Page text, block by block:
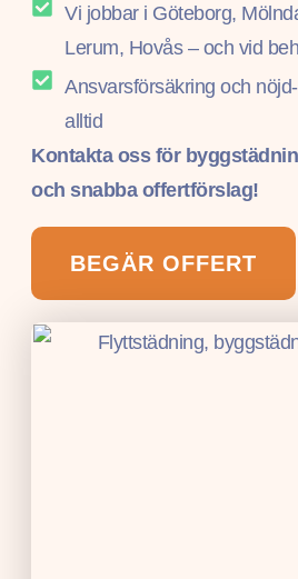
Vi jobbar i Göteborg,
Lerum, Hovås – och vid
Ansvarsförsäkring och
alltid
Kontakta oss för
och snabba offertförslag!
BEGÄR OFFERT